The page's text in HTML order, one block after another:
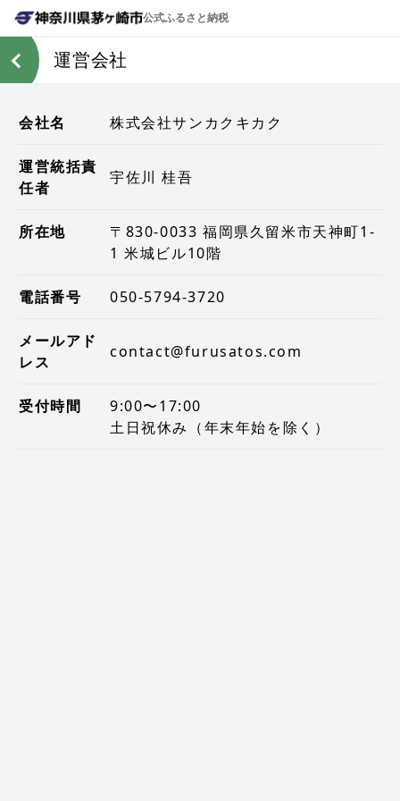
公式ふるさと納税
運営会社
会社名 株式会社サンカクキカク
運営統括責
任者
宇佐川 桂吾
所在地
〒830-0033 福岡県久留米市天神町1-
1 米城ビル10階
電話番号 050-5794-3720
メールアド
レス
contact@furusatos.com
受付時間
9:00〜17:00
土日祝休み（年末年始を除く）